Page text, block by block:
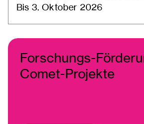
Bis 3. Oktober 2026
Forschungs-
Comet-Projekte